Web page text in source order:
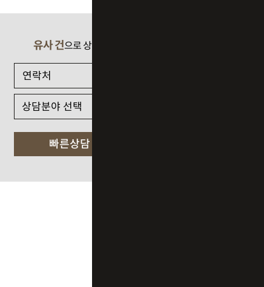
유사 건으로 상담 필요 시